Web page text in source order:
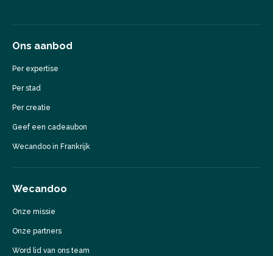
Ons aanbod
Per expertise
Per stad
Per creatie
Geef een cadeaubon
Wecandoo in Frankrijk
Wecandoo
Onze missie
Onze partners
Word lid van ons team